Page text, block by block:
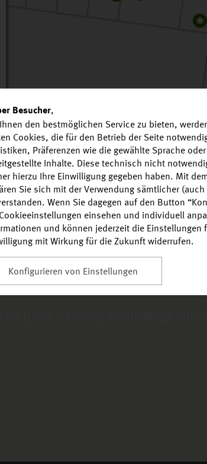
finden, bequem zu
Besucher,
den bestmöglichen Service zu bieten,
Cookies, die für den Betrieb der Seite
Präferenzen wie die gewählte Sprache
Inhalte. Diese technisch nicht
hierzu Ihre Einwilligung gegeben haben. Mit
Sie sich mit der Verwendung sämtlicher
Wenn Sie dagegen auf den Button
einsehen und individuell
und können jederzeit die Einstellungen
mit Wirkung für die Zukunft widerrufen.
Konfigurieren von Einstellungen